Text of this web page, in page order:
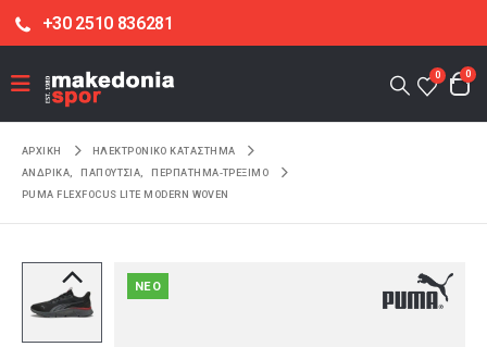
+30 2510 836281
0 0
ΑΡΧΙΚΉ
ΗΛΕΚΤΡΟΝΙΚΌ ΚΑΤΆΣΤΗΜΑ
ΑΝΔΡΙΚΑ
ΠΑΠΟΥΤΣΙΑ
ΠΕΡΠΑΤΗΜΑ-ΤΡΕΞΙΜΟ
PUMA FLEXFOCUS LITE MODERN WOVEN
NEO